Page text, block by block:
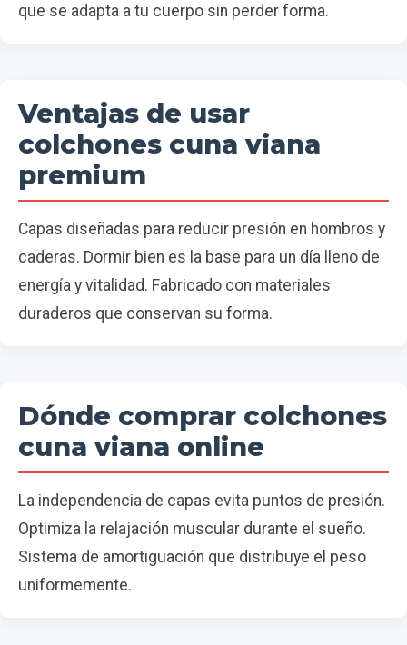
que se adapta a tu cuerpo sin perder forma.
Ventajas de usar
colchones cuna viana
premium
Capas diseñadas para reducir presión en hombros y
caderas. Dormir bien es la base para un día lleno de
energía y vitalidad. Fabricado con materiales
duraderos que conservan su forma.
Dónde comprar colchones
cuna viana online
La independencia de capas evita puntos de presión.
Optimiza la relajación muscular durante el sueño.
Sistema de amortiguación que distribuye el peso
uniformemente.